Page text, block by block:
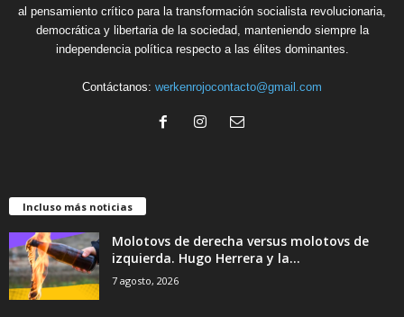
al pensamiento crítico para la transformación socialista revolucionaria,
democrática y libertaria de la sociedad, manteniendo siempre la
independencia política respecto a las élites dominantes.
Contáctanos: werkenrojocontacto@gmail.com
Incluso más noticias
Molotovs de derecha versus molotovs de
izquierda. Hugo Herrera y la...
7 agosto, 2026